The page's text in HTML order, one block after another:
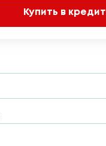
Купить в кредит